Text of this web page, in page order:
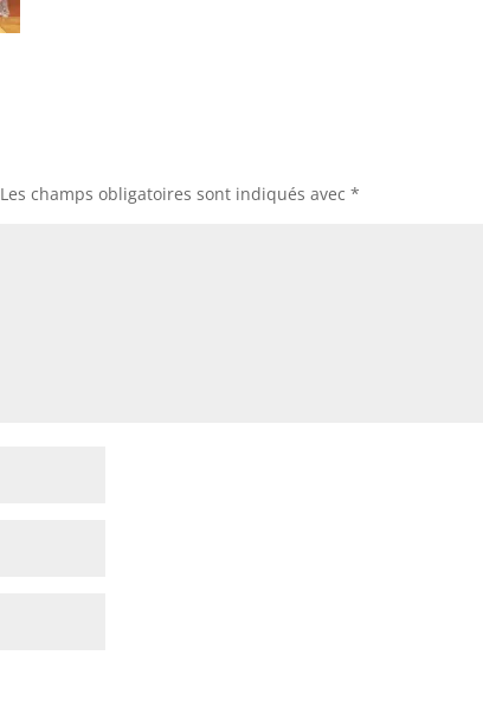
Les champs obligatoires sont indiqués avec*